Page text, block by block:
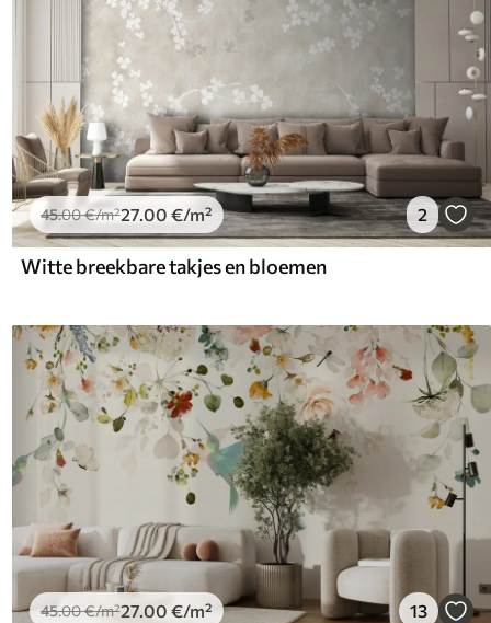
45.00€/m²27.00 €/m² 2
Witte breekbare takjes en bloemen
45.00€/m²27.00 €/m² 13